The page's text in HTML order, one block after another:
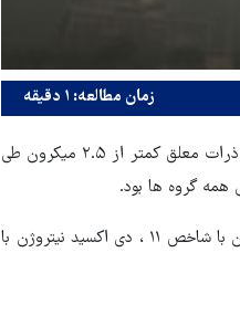
زمان مطالعه: ۱ دقیقه
: بر اساس اعلام شرکت کنترل کیفیت هوای تهران، میانگین غلظت آلاینده ذرات معلق کمتر از ۲.۵ میکرون طی
در همین مدت، غلظت آلاینده ذرات معلق با قطر کمتر از ۱۰ میکرون با شاخص ۱۰۰، ازن با شاخص ۱۱ ، دی اکسید نیتروژن با